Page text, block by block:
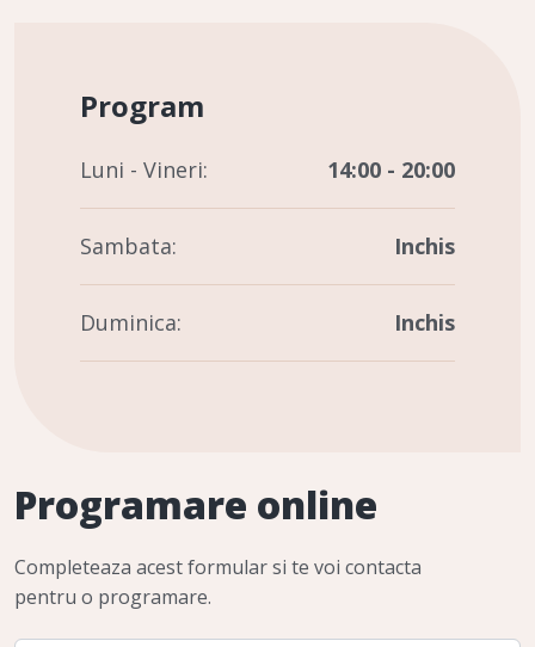
Program
Luni - Vineri: 14:00 - 20:00
Sambata: Inchis
Duminica: Inchis
Programare online
Completeaza acest formular si te voi contacta
pentru o programare.